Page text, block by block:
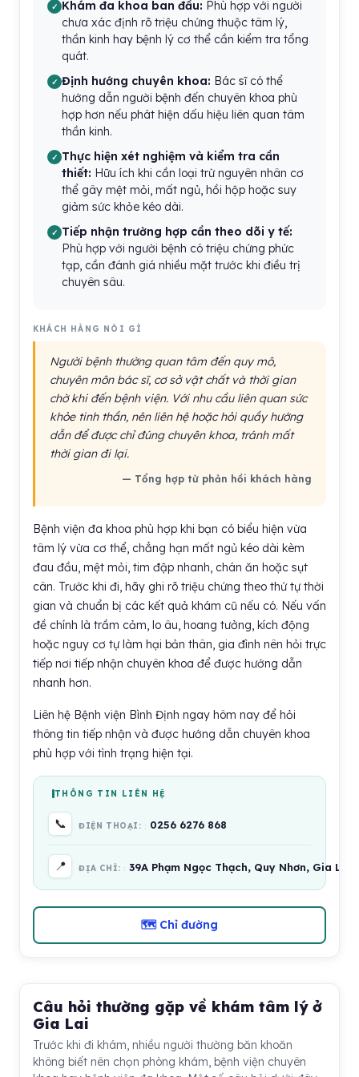
Khám đa khoa ban đầu: Phù hợp với người
chưa xác định rõ triệu chứng thuộc tâm lý,
thần kinh hay bệnh lý cơ thể cần kiểm tra tổng
quát.
Định hướng chuyên khoa: Bác sĩ có thể
hướng dẫn người bệnh đến chuyên khoa phù
hợp hơn nếu phát hiện dấu hiệu liên quan tâm
thần kinh.
Thực hiện xét nghiệm và kiểm tra cần
thiết: Hữu ích khi cần loại trừ nguyên nhân cơ
thể gây mệt mỏi, mất ngủ, hồi hộp hoặc suy
giảm sức khỏe kéo dài.
Tiếp nhận trường hợp cần theo dõi y tế:
Phù hợp với người bệnh có triệu chứng phức
tạp, cần đánh giá nhiều mặt trước khi điều trị
chuyên sâu.
KHÁCH HÀNG NÓI GÌ
Người bệnh thường quan tâm đến quy mô,
chuyên môn bác sĩ, cơ sở vật chất và thời gian
chờ khi đến bệnh viện. Với nhu cầu liên quan sức
khỏe tinh thần, nên liên hệ hoặc hỏi quầy hướng
dẫn để được chỉ đúng chuyên khoa, tránh mất
thời gian đi lại.
— Tổng hợp từ phản hồi khách hàng
Bệnh viện đa khoa phù hợp khi bạn có biểu hiện vừa
tâm lý vừa cơ thể, chẳng hạn mất ngủ kéo dài kèm
đau đầu, mệt mỏi, tim đập nhanh, chán ăn hoặc sụt
cân. Trước khi đi, hãy ghi rõ triệu chứng theo thứ tự thời
gian và chuẩn bị các kết quả khám cũ nếu có. Nếu vấn
đề chính là trầm cảm, lo âu, hoang tưởng, kích động
hoặc nguy cơ tự làm hại bản thân, gia đình nên hỏi trực
tiếp nơi tiếp nhận chuyên khoa để được hướng dẫn
nhanh hơn.
Liên hệ Bệnh viện Bình Định ngay hôm nay để hỏi
thông tin tiếp nhận và được hướng dẫn chuyên khoa
phù hợp với tình trạng hiện tại.
THÔNG TIN LIÊN HỆ
📞 ĐIỆN THOẠI: 0256 6276 868
📍 ĐỊA CHỈ: 39A Phạm Ngọc Thạch, Quy Nhơn, Gia
🗺 Chỉ đường
Câu hỏi thường gặp về khám tâm lý ở
Gia Lai
Trước khi đi khám, nhiều người thường băn khoăn
không biết nên chọn phòng khám, bệnh viện chuyên